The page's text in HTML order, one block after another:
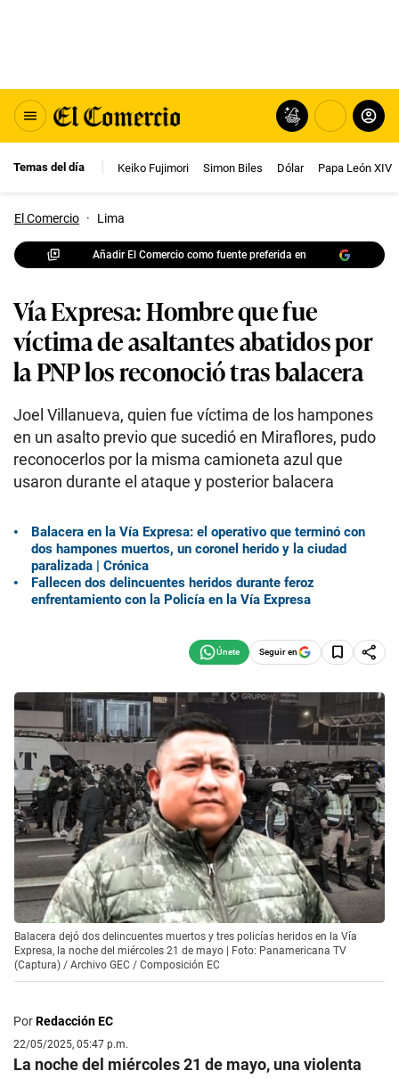
Temas del día Keiko Fujimori Simon Biles Dólar Papa León XIV
El Comercio · Lima
Añadir El Comercio como fuente preferida en
Vía Expresa: Hombre que fue
víctima de asaltantes abatidos por
la PNP los reconoció tras balacera
Joel Villanueva, quien fue víctima de los hampones
en un asalto previo que sucedió en Miraflores, pudo
reconocerlos por la misma camioneta azul que
usaron durante el ataque y posterior balacera
Balacera en la Vía Expresa: el operativo que terminó con
dos hampones muertos, un coronel herido y la ciudad
paralizada | Crónica
Fallecen dos delincuentes heridos durante feroz
enfrentamiento con la Policía en la Vía Expresa
Seguir en
Balacera dejó dos delincuentes muertos y tres policías heridos en la Vía
Expresa, la noche del miércoles 21 de mayo | Foto: Panamericana TV
(Captura) / Archivo GEC / Composición EC
PorRedacción EC
22/05/2025, 05:47 p.m.
La noche del miércoles 21 de mayo, una violenta